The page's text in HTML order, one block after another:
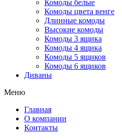
Комоды белые
Комоды цвета венге
Длинные комоды
Высокие комоды
Комоды 3 ящика
Комоды 4 ящика
Комоды 5 ящиков
Комоды 6 ящиков
Диваны
Меню
Главная
О компании
Контакты